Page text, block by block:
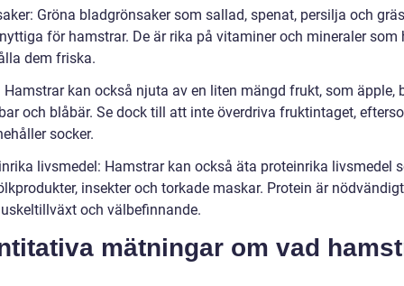
Gröna bladgrönsaker som sallad, spenat, persilja och
för hamstrar. De är rika på vitaminer och mineraler som
dem friska.
Hamstrar kan också njuta av en liten mängd frukt, som äpple,
och blåbär. Se dock till att inte överdriva fruktintaget,
socker.
livsmedel: Hamstrar kan också äta proteinrika livsmedel
insekter och torkade maskar. Protein är
och välbefinnande.
mätningar om vad